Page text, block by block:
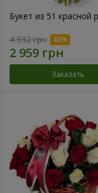
Букет из 51 красной
4 932 грн
Заказать